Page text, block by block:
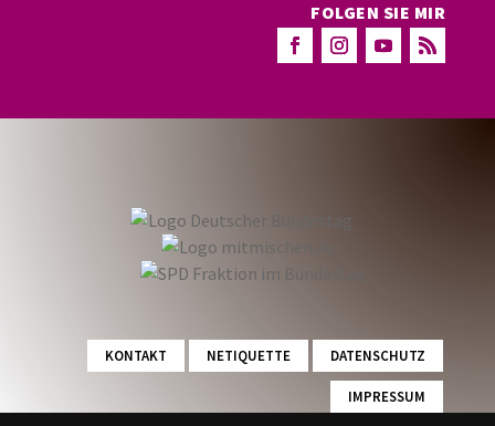
FOLGEN SIE MIR
KONTAKT NETIQUETTE DATENSCHUTZ
IMPRESSUM